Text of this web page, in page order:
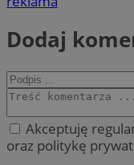
Dodaj
Akceptuję
oraz politykę